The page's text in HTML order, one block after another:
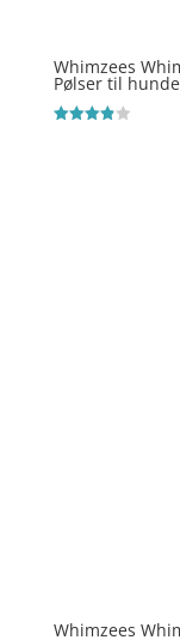
Whimzees
Pølser til hunde
Whimzees